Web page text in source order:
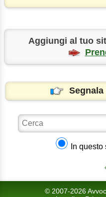
Aggiungi al tuo
In questo
© 2007-2026